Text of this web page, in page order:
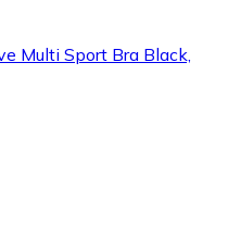
Multi Sport Bra Black,